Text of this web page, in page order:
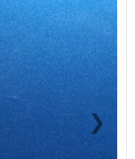
❯
Next